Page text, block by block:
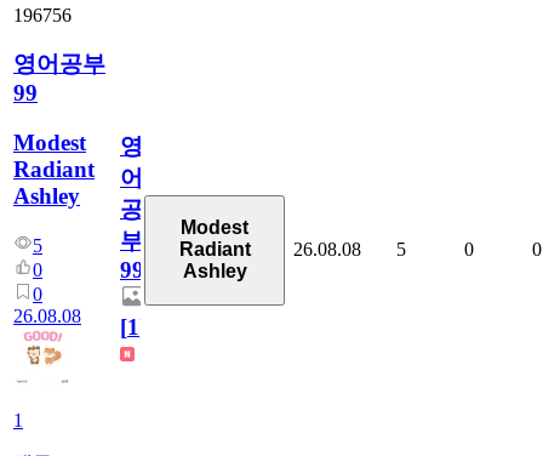
196756
영어공부
99
Modest
Radiant
Ashley
5
0
0
26.08.08
1
영
어
공
부
99
[1]
Modest
Radiant
Ashley
26.08.08 5 0 0